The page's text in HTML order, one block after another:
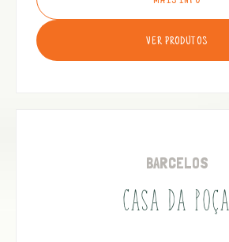
VER PRODUTOS
BARCELOS
CASA DA POÇA